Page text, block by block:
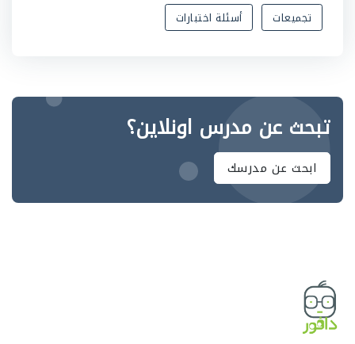
تجميعات
أسئلة اختبارات
تبحث عن مدرس اونلاين؟
ابحث عن مدرسك